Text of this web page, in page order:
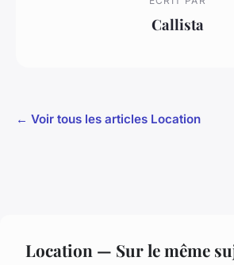
Callista
← Voir tous les articles Location
Location — Sur le même